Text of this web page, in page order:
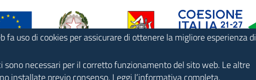
fa uso di cookies per assicurare di ottenere la migliore esperienza di
sono necessari per il corretto funzionamento del sito web. Le altre
installate previo consenso. Leggi l’informativa completa.